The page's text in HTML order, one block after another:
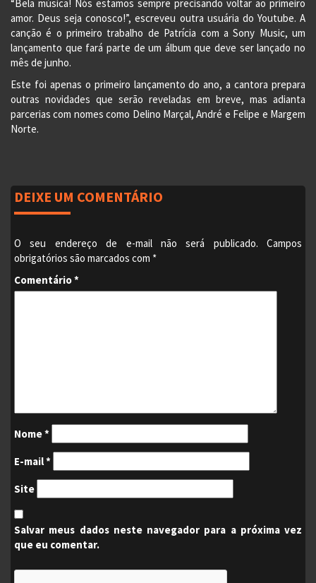
“Bela música! Nós estamos sempre precisando voltar ao primeiro
amor. Deus seja conosco!”, escreveu outra usuária do Youtube. A
canção é o primeiro trabalho de Patrícia com a Sony Music, um
lançamento que fará parte de um álbum que deve ser lançado no
mês de junho.
Este foi apenas o primeiro lançamento do ano, a cantora prepara
outras novidades que serão reveladas em breve, mas adianta
parcerias com nomes como Delino Marçal, André e Felipe e Margem
Norte.
DEIXE UM COMENTÁRIO
O seu endereço de e-mail não será publicado.
Campos
obrigatórios são marcados com *
Comentário*
Nome*
E-mail*
Site
Salvar meus dados neste navegador para a próxima vez
que eu comentar.